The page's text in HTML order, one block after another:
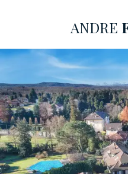
du kan slappe av mens
farger, langt fra byen,
moderne
ANDRE